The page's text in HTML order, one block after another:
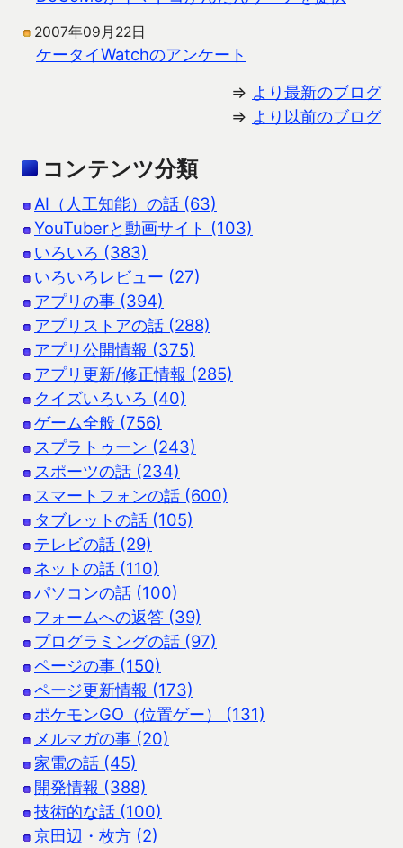
2007年09月22日
ケータイWatchのアンケート
⇒ より最新のブログ
⇒ より以前のブログ
コンテンツ分類
AI（人工知能）の話 (63)
YouTuberと動画サイト (103)
いろいろ (383)
いろいろレビュー (27)
アプリの事 (394)
アプリストアの話 (288)
アプリ公開情報 (375)
アプリ更新/修正情報 (285)
クイズいろいろ (40)
ゲーム全般 (756)
スプラトゥーン (243)
スポーツの話 (234)
スマートフォンの話 (600)
タブレットの話 (105)
テレビの話 (29)
ネットの話 (110)
パソコンの話 (100)
フォームへの返答 (39)
プログラミングの話 (97)
ページの事 (150)
ページ更新情報 (173)
ポケモンGO（位置ゲー） (131)
メルマガの事 (20)
家電の話 (45)
開発情報 (388)
技術的な話 (100)
京田辺・枚方 (2)